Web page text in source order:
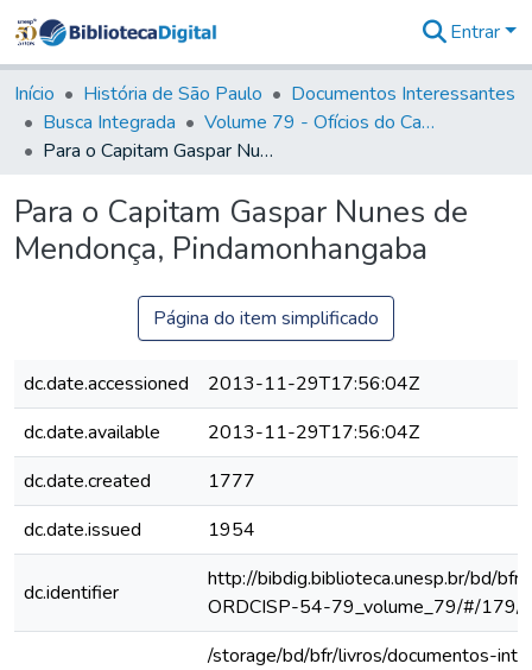
&
Coleções
Tudo na
Biblioteca
Estatísticas
Entrar
Início História de São Paulo
Documentos Interessantes
Busca Integrada
Volume 79 - Ofícios do Capitão General Martim Lopes Lobo de Saldanha (1777)
Para o Capitam Gaspar Nunes de Mendonça, Pindamonhangaba
Para o Capitam Gaspar Nunes de
Mendonça, Pindamonhangaba
Página do item simplificado
dc.date.accessioned
2013-11-29T17:56:04Z
dc.date.available
2013-11-29T17:56:04Z
dc.date.created
1777
dc.date.issued
1954
dc.identifier
http://bibdig.biblioteca.unesp.br/bd/
ORDCISP-54-79_volume_79/#/179/
/storage/bd/bfr/livros/documentos-